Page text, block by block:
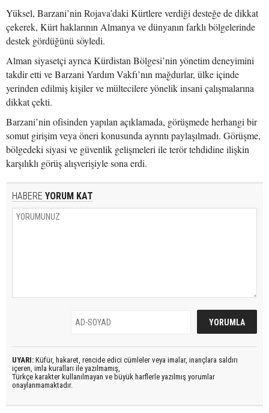
Yüksel, Barzani’nin Rojava’daki Kürtlere verdiği desteğe de dikkat
çekerek, Kürt haklarının Almanya ve dünyanın farklı bölgelerinde
destek gördüğünü söyledi.
Alman siyasetçi ayrıca Kürdistan Bölgesi’nin yönetim deneyimini
takdir etti ve Barzani Yardım Vakfı’nın mağdurlar, ülke içinde
yerinden edilmiş kişiler ve mültecilere yönelik insani çalışmalarına
dikkat çekti.
Barzani’nin ofisinden yapılan açıklamada, görüşmede herhangi bir
somut girişim veya öneri konusunda ayrıntı paylaşılmadı. Görüşme,
bölgedeki siyasi ve güvenlik gelişmeleri ile terör tehdidine ilişkin
karşılıklı görüş alışverişiyle sona erdi.
HABERE YORUM KAT
UYARI: Küfür, hakaret, rencide edici cümleler veya imalar, inançlara saldırı
içeren, imla kuralları ile yazılmamış,
Türkçe karakter kullanılmayan ve büyük harflerle yazılmış yorumlar
onaylanmamaktadır.